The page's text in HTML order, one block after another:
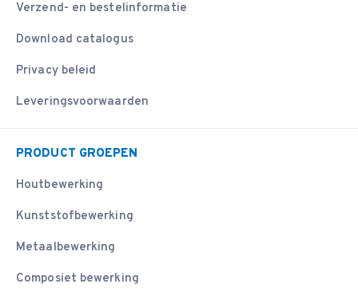
Verzend- en bestelinformatie
Download catalogus
Privacy beleid
Leveringsvoorwaarden
PRODUCT GROEPEN
Houtbewerking
Kunststofbewerking
Metaalbewerking
Composiet bewerking